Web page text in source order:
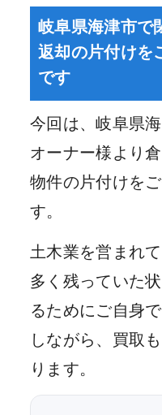
岐阜県海津市で
返却の片付けを
です
今回は、岐阜県
オーナー様より
物件の片付けを
す。
土木業を営まれ
多く残っていた
るためにご自身
しながら、買取
ります。